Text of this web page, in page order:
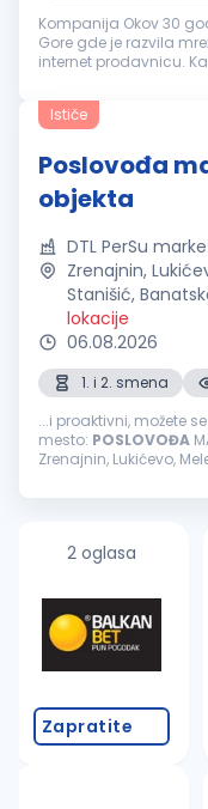
Kompanija Okov 30
Gore gde je razvila
internet prodavnicu.
za opremanje ...
Ističe
Poslovođa
objekta
DTL PerSu
Zrenajnin,
Stanišić,
lokacije
06.08.2026
1. i 2. smena
...i proaktivni, možete
mesto: POSLOVOĐA
Zrenajnin, Lukićevo,
maloprodajnim
2 oglasa
Zapratite